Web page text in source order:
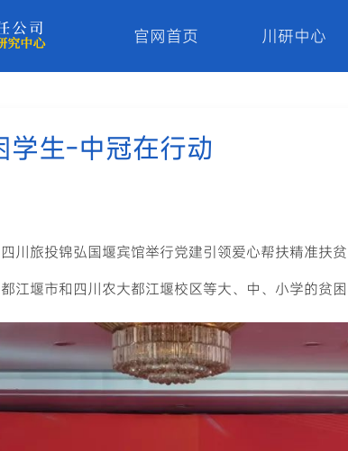
官网首页 川研中心
学生-中冠在行动
四川旅投锦弘国堰宾馆举行党建引领爱心帮扶精准扶
江堰市和四川农大都江堰校区等大、中、小学的贫困